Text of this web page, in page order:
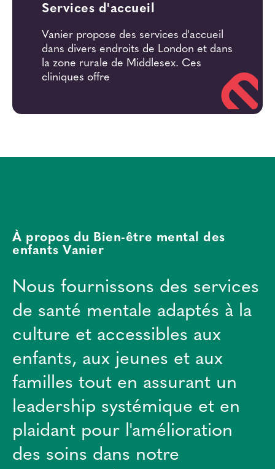
Services d'accueil
Vanier propose des services d'accueil
dans divers endroits de London et dans
la zone rurale de Middlesex. Ces
cliniques offre
À propos du Bien-être mental des
enfants Vanier
Nous fournissons des services
de santé mentale adaptés à la
culture et accessibles aux
enfants, aux jeunes et aux
familles tout en assurant un
leadership systémique et en
plaidant pour l'amélioration
des soins dans notre